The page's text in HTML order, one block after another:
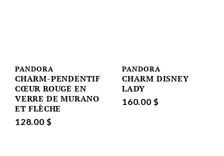
PANDORA
CHARM-PENDENTIF
CŒUR ROUGE EN
VERRE DE MURANO
ET FLÈCHE
128.00 $
PANDORA
CHARM DISNEY
LADY
160.00 $